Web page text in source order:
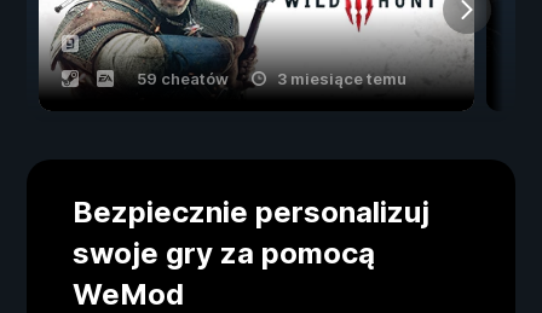
59 cheatów 3 miesiące temu
Bezpiecznie personalizuj
swoje gry za pomocą
WeMod